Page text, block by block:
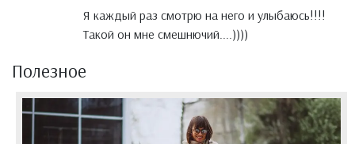
Я каждый раз смотрю на него и улыбаюсь!!!!
Такой он мне смешнючий....))))
Полезное